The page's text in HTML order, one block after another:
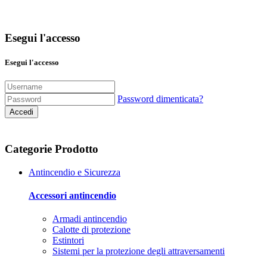
Esegui l'accesso
Esegui l'accesso
Password dimenticata?
Accedi
Categorie Prodotto
Antincendio e Sicurezza
Accessori antincendio
Armadi antincendio
Calotte di protezione
Estintori
Sistemi per la protezione degli attraversamenti